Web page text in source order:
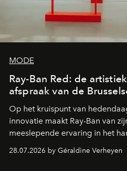
MODE
Ray-Ban Red: de
afspraak van de
Op het kruispunt van
innovatie maakt Ray-Ban van
meeslepende ervaring in het
28.07.2026 by Géraldine Verheyen